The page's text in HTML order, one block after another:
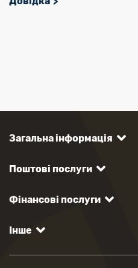
Загальна інформація
Поштові послуги
Фінансові послуги
Інше